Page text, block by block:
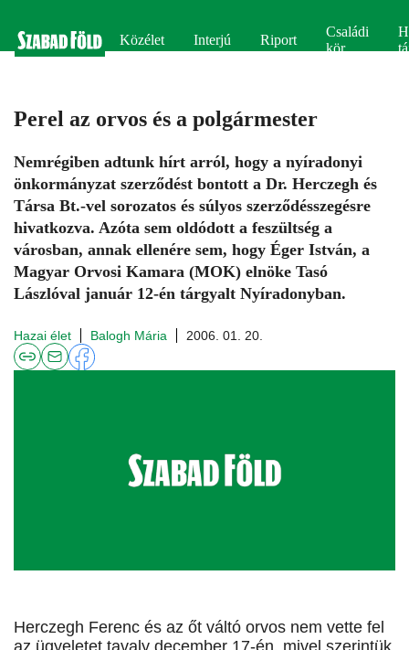
Közélet Interjú Riport
Családi
kör
Perel az orvos és a polgármester
Nemrégiben adtunk hírt arról, hogy a nyíradonyi
önkormányzat szerződést bontott a Dr. Herczegh és
Társa Bt.-vel sorozatos és súlyos szerződésszegésre
hivatkozva. Azóta sem oldódott a feszültség a
városban, annak ellenére sem, hogy Éger István, a
Magyar Orvosi Kamara (MOK) elnöke Tasó
Lászlóval január 12-én tárgyalt Nyíradonyban.
Hazai élet Balogh Mária 2006. 01. 20.
Herczegh Ferenc és az őt váltó orvos nem vette fel